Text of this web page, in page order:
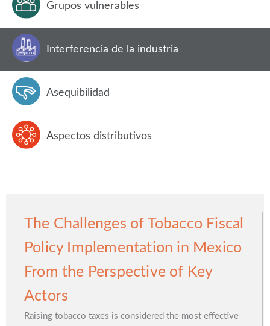
Grupos vulnerables
Interferencia de la industria
Asequibilidad
Aspectos distributivos
The Challenges of Tobacco Fiscal
Policy Implementation in Mexico
From the Perspective of Key
Actors
Raising tobacco taxes is considered the most effective